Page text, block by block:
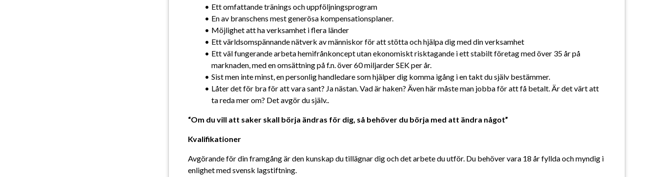
Ett omfattande tränings och uppföljningsprogram
En av branschens mest generösa kompensationsplaner.
Möjlighet att ha verksamhet i flera länder
Ett världsomspännande nätverk av människor för att stötta och hjälpa dig med din verksamhet
Ett väl fungerande arbeta hemifrånkoncept utan ekonomiskt risktagande i ett stabilt företag med över 35 år på
marknaden, med en omsättning på f.n. över 60 miljarder SEK per år.
Sist men inte minst, en personlig handledare som hjälper dig komma igång i en takt du själv bestämmer.
Låter det för bra för att vara sant? Ja nästan. Vad är haken? Även här måste man jobba för att få betalt. Är det värt att
ta reda mer om? Det avgör du själv..
“Om du vill att saker skall börja ändras för dig, så behöver du börja med att ändra något”
Kvalifikationer
Avgörande för din framgång är den kunskap du tillägnar dig och det arbete du utför. Du behöver vara 18 år fyllda och myndig i
enlighet med svensk lagstiftning.